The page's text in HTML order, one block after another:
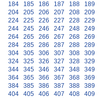
184
185 186 187 188 189
204
205 206 207 208 209
224
225 226 227 228 229
244
245 246 247 248 249
264
265 266 267 268 269
284
285 286 287 288 289
304
305 306 307 308 309
324
325 326 327 328 329
344
345 346 347 348 349
364
365 366 367 368 369
384
385 386 387 388 389
404
405 406 407 408 409